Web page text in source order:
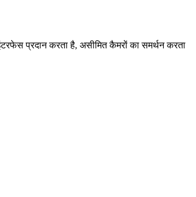
प्रदान करता है, असीमित कैमरों का समर्थन करता